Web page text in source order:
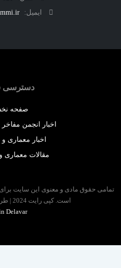
ایمیل:
دسترسی سریع
صفحه نخست
اخبار انجمن مفاخر
اخبار معماری و
مقالات معماری و
حقوق مادی و معنوی این سایت برای
است. کپی رایت 2024 | طراحی و توسعه توسط
Amin Delavar